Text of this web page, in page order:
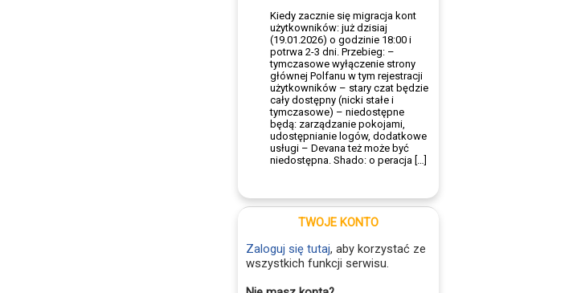
Kiedy zacznie się migracja kont
użytkowników: już dzisiaj
(19.01.2026) o godzinie 18:00 i
potrwa 2-3 dni. Przebieg: –
tymczasowe wyłączenie strony
głównej Polfanu w tym rejestracji
użytkowników – stary czat będzie
cały dostępny (nicki stałe i
tymczasowe) – niedostępne
będą: zarządzanie pokojami,
udostępnianie logów, dodatkowe
usługi – Devana też może być
niedostępna. Shado: o peracja […]
TWOJE KONTO
Zaloguj się tutaj, aby korzystać ze
wszystkich funkcji serwisu.